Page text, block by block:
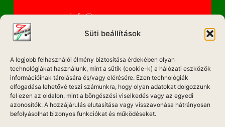
Süti beállítások
A legjobb felhasználói élmény biztosítása érdekében olyan
technológiákat használunk, mint a sütik (cookie-k) a hálózati eszközök
információinak tárolására és/vagy elérésére. Ezen technológiák
elfogadása lehetővé teszi számunkra, hogy olyan adatokat dolgozzunk
fel ezen az oldalon, mint a böngészési viselkedés vagy az egyedi
azonosítók. A hozzájárulás elutasítása vagy visszavonása hátrányosan
befolyásolhat bizonyos funkciókat és működéseket.
info@magyarzene.eu
IMPRESSZUM
ETIKAI KÓDEX
MÉDIA AJÁNLAT
ADATKEZELÉSI NYILATKOZAT